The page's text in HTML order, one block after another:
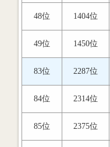
48位 1404位
49位 1450位
83位 2287位
84位 2314位
85位 2375位